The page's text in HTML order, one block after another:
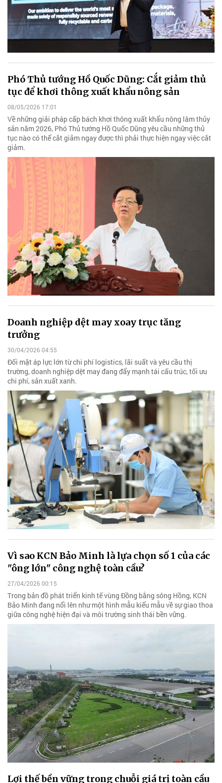
Phó Thủ tướng Hồ Quốc Dũng: Cắt giảm thủ
tục để khơi thông xuất khẩu nông sản
08/05/2026 17:01
Về những giải pháp cấp bách khơi thông xuất khẩu nông lâm thủy
sản năm 2026, Phó Thủ tướng Hồ Quốc Dũng yêu cầu những thủ
tục nào có thể cắt giảm ngay được thì phải thực hiện ngay việc cắt
giảm.
Doanh nghiệp dệt may xoay trục tăng
trưởng
30/04/2026 04:55
Đối mặt áp lực lớn từ chi phí logistics, lãi suất và yêu cầu thị
trường, doanh nghiệp dệt may đang đẩy mạnh tái cấu trúc, tối ưu
chi phí, sản xuất xanh.
Vì sao KCN Bảo Minh là lựa chọn số 1 của các
"ông lớn" công nghệ toàn cầu?
27/04/2026 00:15
Trong bản đồ phát triển kinh tế vùng Đồng bằng sông Hồng, KCN
Bảo Minh đang nổi lên như một hình mẫu kiểu mẫu về sự giao thoa
giữa công nghệ hiện đại và môi trường sinh thái bền vững.
Lợi thế bền vững trong chuỗi giá trị toàn cầu